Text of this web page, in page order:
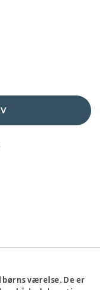
værelse. De er